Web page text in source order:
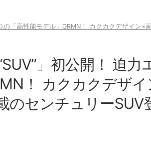
の「高性能モデル」GRMN！ カクカクデザイン×
」初公開！ 迫力
！ カクカクデザ
のセンチュリーSUV